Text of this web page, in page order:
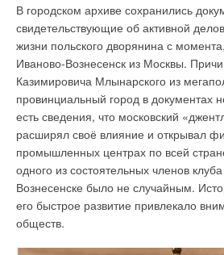
В городском архиве сохранились
свидетельствующие об активной
жизни польского дворянина с
Иваново-Вознесенск из Москвы.
Казимировича Млынарского из
провинциальный город в документах
есть сведения, что московский
расширял своё влияние и открывал
промышленных центрах по всей
одного из состоятельных членов
Вознесенске было не случайным.
его быстрое развитие привлекало
обществ.